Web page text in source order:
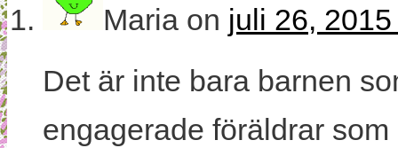
Maria on juli 26,
Det är inte bara barnen
engagerade föräldrar